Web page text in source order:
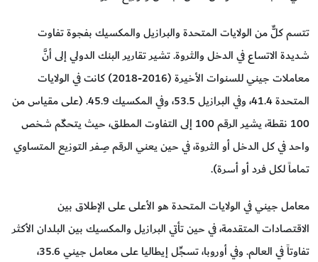
تتسم كلٌّ من الولايات المتحدة والبرازيل والمكسيك بفجوة تفاوت
شديدة الاتساع في الدخل والثروة. تشير تقارير البنك الدولي إلى أنَّ
معاملات جيني للسنوات الأخيرة (2016-2018) كانت في الولايات
المتحدة 41.4، وفي البرازيل 53.5، وفي المكسيك 45.9. (على مقياس من
100 نقطة، يشير الرقم 100 إلى التفاوت المطلق، حيث يتحكّم شخص
واحد في كل الدخل أو الثروة، في حين يعني الرقم صِـفر التوزيع المتساوي
تماماً لكل فرد أو أسرة).
معامل جيني في الولايات المتحدة هو الأعلى على الإطلاق بين
الاقتصادات المتقدمة، في حين تأتي البرازيل والمكسيك بين البلدان الأكثر
تفاوتاً في العالم. وفي أوروبا، تسجِّل إيطاليا على معامل جيني 35.6،